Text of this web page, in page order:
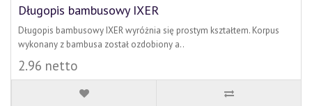
Długopis bambusowy IXER
Długopis bambusowy IXER wyróżnia się prostym kształtem. Korpus
wykonany z bambusa został ozdobiony a..
2.96 netto